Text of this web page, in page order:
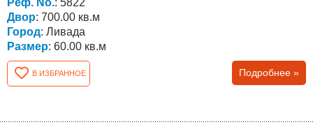
комнат....
Реф. No.: 5822
Двор: 700.00 кв.м
Город: Ливада
Размер: 60.00 кв.м
В ИЗБРАННОЕ Подробнее »